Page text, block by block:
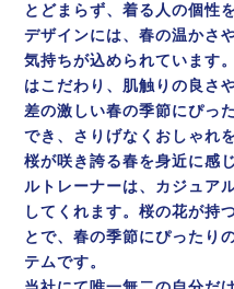
とどまらず、着る人の個性
デザインには、春の温かさ
気持ちが込められています
はこだわり、肌触りの良さ
差の激しい春の季節にぴっ
でき、さりげなくおしゃれ
桜が咲き誇る春を身近に感
ルトレーナーは、カジュア
してくれます。桜の花が持
とで、春の季節にぴったり
テムです。